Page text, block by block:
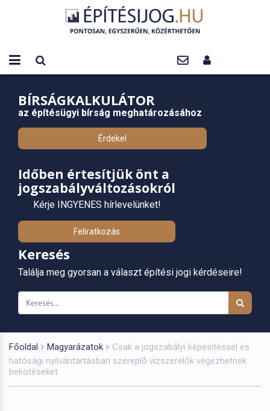
BÍRSÁGKALKULÁTOR
az építésügyi bírság meghatározásához
Érdekel
Időben értesítjük önt a
jogszabályváltozásokról
Kérje INGYENES hírlevelünket!
Feliratkozás
Keresés
Találja meg gyorsan a választ építési jogi kérdéseire!
Főoldal Magyarázatok
Csak a jogszabályi képesítéssel és
hatósági nyilvántartásban szereplő vízszerelők végezhetnek
bekötéseket